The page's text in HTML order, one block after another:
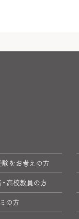
をお考えの方
高校教員の方
の方